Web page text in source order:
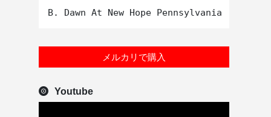
メルカリで購入
Youtube